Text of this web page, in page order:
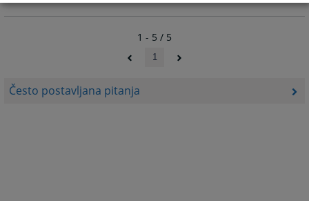
Često postavljana pitanja
1 - 5 / 5
1